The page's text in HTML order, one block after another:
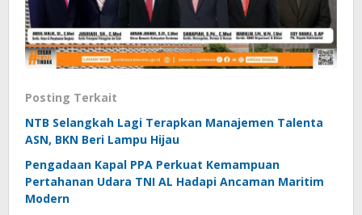
Posting Terkait
NTB Selangkah Lagi Terapkan Manajemen Talenta
ASN, BKN Beri Lampu Hijau
Pengadaan Kapal PPA Perkuat Kemampuan
Pertahanan Udara TNI AL Hadapi Ancaman Maritim
Modern